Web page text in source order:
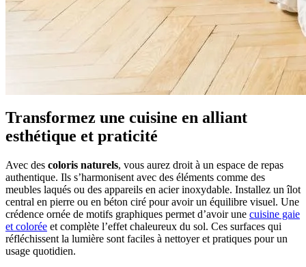
Transformez une cuisine en alliant
esthétique et praticité
Avec des coloris naturels, vous aurez droit à un espace de repas
authentique. Ils s’harmonisent avec des éléments comme des
meubles laqués ou des appareils en acier inoxydable. Installez un îlot
central en pierre ou en béton ciré pour avoir un équilibre visuel. Une
crédence ornée de motifs graphiques permet d’avoir une cuisine gaie
et colorée et complète l’effet chaleureux du sol. Ces surfaces qui
réfléchissent la lumière sont faciles à nettoyer et pratiques pour un
usage quotidien.